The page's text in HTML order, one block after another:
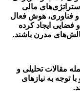
مالی
فناوری، هوش فعال
فضایی ایجاد کرده
مدرن باشند.
مقالات تحلیلی و
توجه به نیازهای